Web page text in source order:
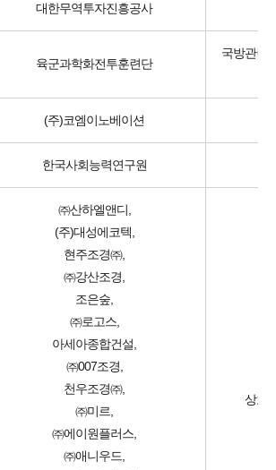
대한무역투자진흥공사
육군과학화전투훈련단
국방관련
(주)코엠이노베이션
한국사회능력연구원
㈜산하엘앤디,
(주)대성에코텍,
현주조경㈜,
㈜강산조경,
조은숲,
㈜로고스,
아세아종합건설,
㈜007조경,
천우조경㈜,
㈜미르,
㈜에이원플러스,
㈜애니우드,
상호